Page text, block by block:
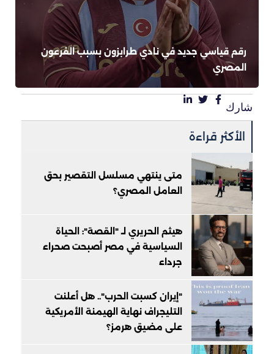
رقم قياسي جديد في نادي طرابزون بسبب الفرعون
المصري
شارك
الأكثر قراءة
متى ينتهي مسلسل التقصير بحق
العامل المصري؟
هيثم الحريري لـ "القصة": الحياة
السياسية في مصر أصبحت صحراء
جرداء
"إيران كسبت الحرب".. هل أعلنت
التليجراف نهاية الهيمنة الأمريكية
على مضيق هرمز؟